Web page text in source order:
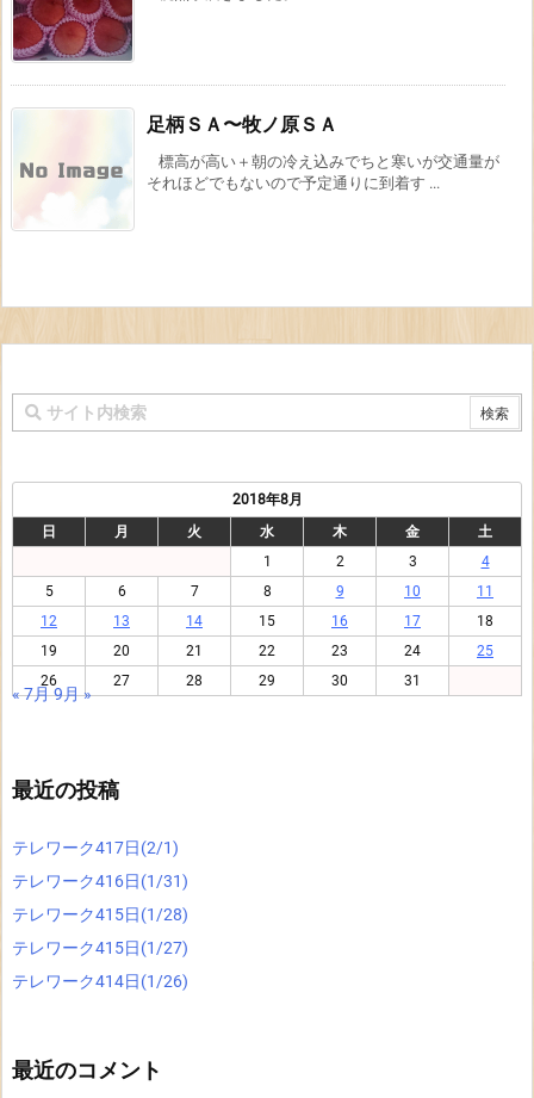
足柄ＳＡ〜牧ノ原ＳＡ
標高が高い＋朝の冷え込みでちと寒いが交通量が
それほどでもないので予定通りに到着す ...
2018年8月
日
月 火 水 木 金
土
1
2 3
4
5
6 7 8 9 10
11
12
13 14 15 16 17
18
19
20 21 22 23 24
25
26
27 28 29 30 31
« 7月9月 »
最近の投稿
テレワーク417日(2/1)
テレワーク416日(1/31)
テレワーク415日(1/28)
テレワーク415日(1/27)
テレワーク414日(1/26)
最近のコメント